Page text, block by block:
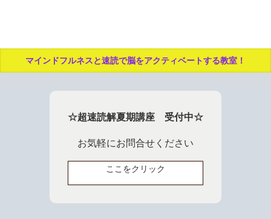
マインドフルネスと速読で脳をアクティベートする教室！
☆超速読解夏期講座 受付中☆
お気軽にお問合せください
ここをクリック